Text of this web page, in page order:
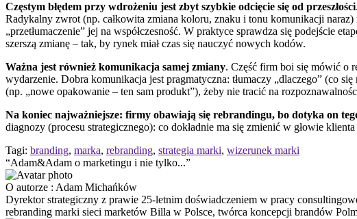
Częstym błędem przy wdrożeniu jest zbyt szybkie odcięcie się od przeszłości
Radykalny zwrot (np. całkowita zmiana koloru, znaku i tonu komunikacji naraz)
„przetłumaczenie” jej na współczesność. W praktyce sprawdza się podejście
szerszą zmianę – tak, by rynek miał czas się nauczyć nowych kodów.
Ważna jest również komunikacja samej zmiany. Część firm boi się mówić o
wydarzenie. Dobra komunikacja jest pragmatyczna: tłumaczy „dlaczego” (co
(np. „nowe opakowanie – ten sam produkt”), żeby nie tracić na
Na koniec najważniejsze: firmy obawiają się rebrandingu, bo dotyka on
diagnozy (procesu strategicznego): co dokładnie ma się zmienić w głowie
Tagi: branding, marka, rebranding, strategia marki, wizerunek marki
“Adam&Adam o marketingu i nie tylko...”
O autorze : Adam Michańków
Dyrektor strategiczny z prawie 25-letnim doświadczeniem w pracy
rebranding marki sieci marketów Billa w Polsce, twórca koncepcji brandów